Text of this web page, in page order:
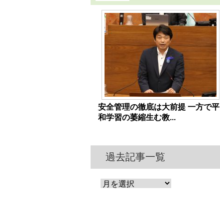
安全管理の徹底は大前提 一方で平
和学習の萎縮生む教...
過去記事一覧